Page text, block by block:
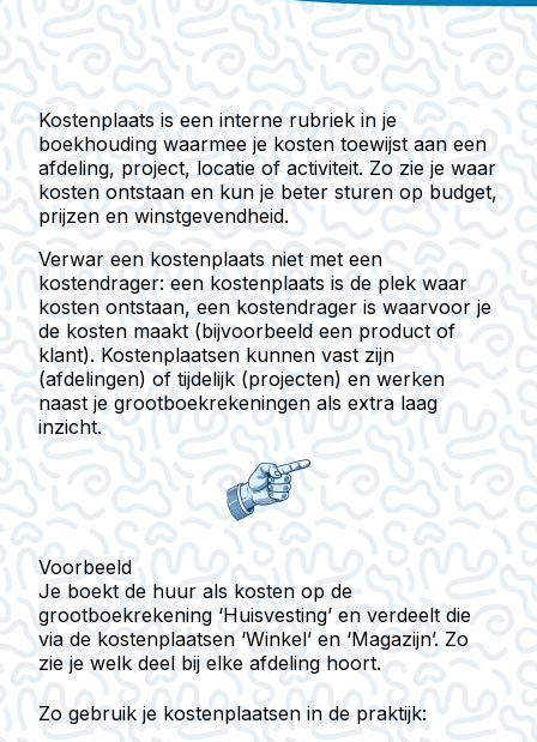
Kostenplaats is een interne rubriek in je
boekhouding waarmee je kosten toewijst aan een
afdeling, project, locatie of activiteit. Zo zie je waar
kosten ontstaan en kun je beter sturen op budget,
prijzen en winstgevendheid.
Verwar een kostenplaats niet met een
kostendrager: een kostenplaats is de plek waar
kosten ontstaan, een kostendrager is waarvoor je
de kosten maakt (bijvoorbeeld een product of
klant). Kostenplaatsen kunnen vast zijn
(afdelingen) of tijdelijk (projecten) en werken
naast je grootboekrekeningen als extra laag
inzicht.
Voorbeeld
Je boekt de huur als kosten op de
grootboekrekening ‘Huisvesting’ en verdeelt die
via de kostenplaatsen ‘Winkel’ en ‘Magazijn’. Zo
zie je welk deel bij elke afdeling hoort.
Zo gebruik je kostenplaatsen in de praktijk: